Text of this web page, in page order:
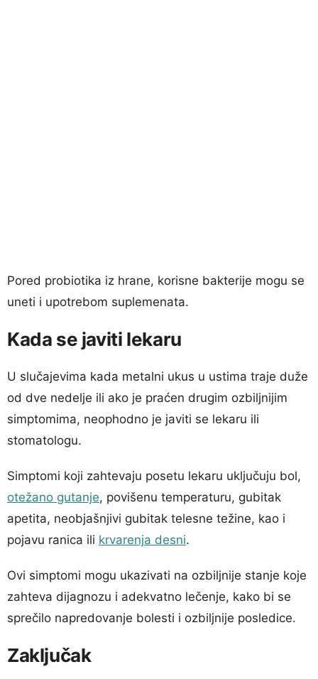
Pored probiotika iz hrane, korisne bakterije mogu se
uneti i upotrebom suplemenata.
Kada se javiti lekaru
U slučajevima kada metalni ukus u ustima traje duže
od dve nedelje ili ako je praćen drugim ozbiljnijim
simptomima, neophodno je javiti se lekaru ili
stomatologu.
Simptomi koji zahtevaju posetu lekaru uključuju bol,
otežano gutanje, povišenu temperaturu, gubitak
apetita, neobjašnjivi gubitak telesne težine, kao i
pojavu ranica ili krvarenja desni.
Ovi simptomi mogu ukazivati na ozbiljnije stanje koje
zahteva dijagnozu i adekvatno lečenje, kako bi se
sprečilo napredovanje bolesti i ozbiljnije posledice.
Zaključak